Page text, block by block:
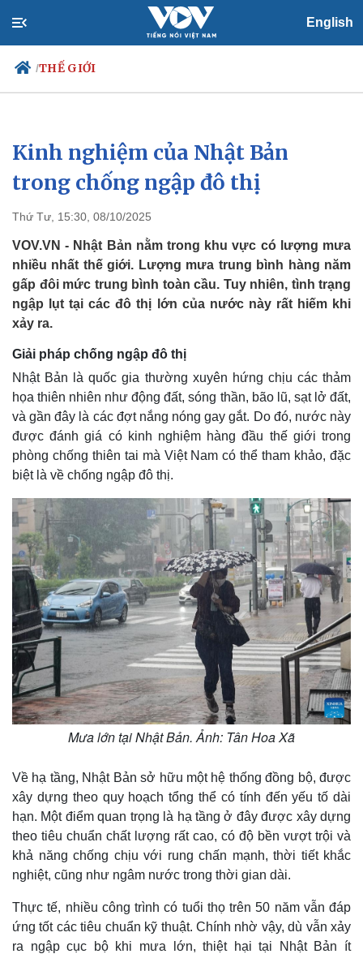
English
/THẾ GIỚI
Chính trị
Tổ chức nhân sự
Nhận diện sự thật
Xã hội
Tin 24h
Dự báo thời tiết
Việc làm
Biển đảo
Kinh nghiệm của Nhật Bản
trong chống ngập đô thị
Thứ Tư, 15:30, 08/10/2025
VOV.VN - Nhật Bản nằm trong khu vực có lượng mưa
nhiều nhất thế giới. Lượng mưa trung bình hàng năm
gấp đôi mức trung bình toàn cầu. Tuy nhiên, tình trạng
ngập lụt tại các đô thị lớn của nước này rất hiếm khi
xảy ra.
Giải pháp chống ngập đô thị
Nhật Bản là quốc gia thường xuyên hứng chịu các thảm
họa thiên nhiên như động đất, sóng thần, bão lũ, sạt lở đất,
và gần đây là các đợt nắng nóng gay gắt. Do đó, nước này
được đánh giá có kinh nghiệm hàng đầu thế giới trong
phòng chống thiên tai mà Việt Nam có thể tham khảo, đặc
biệt là về chống ngập đô thị.
Mưa lớn tại Nhật Bản. Ảnh: Tân Hoa Xã
Về hạ tầng, Nhật Bản sở hữu một hệ thống đồng bộ, được
xây dựng theo quy hoạch tổng thể có tính đến yếu tố dài
hạn. Một điểm quan trọng là hạ tầng ở đây được xây dựng
theo tiêu chuẩn chất lượng rất cao, có độ bền vượt trội và
khả năng chống chịu với rung chấn mạnh, thời tiết khắc
nghiệt, cũng như ngâm nước trong thời gian dài.
Thực tế, nhiều công trình có tuổi thọ trên 50 năm vẫn đáp
ứng tốt các tiêu chuẩn kỹ thuật. Chính nhờ vậy, dù vẫn xảy
ra ngập cục bộ khi mưa lớn, thiệt hại tại Nhật Bản ít